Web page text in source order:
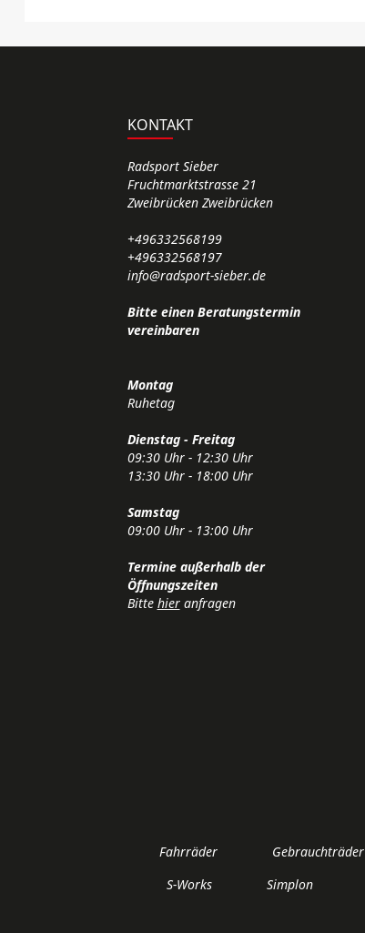
KONTAKT
Radsport Sieber
Fruchtmarktstrasse 21
Zweibrücken Zweibrücken
+496332568199
+496332568197
info@radsport-sieber.de
Bitte einen Beratungstermin
vereinbaren
Montag
Ruhetag
Dienstag - Freitag
09:30 Uhr - 12:30 Uhr
13:30 Uhr - 18:00 Uhr
Samstag
09:00 Uhr - 13:00 Uhr
Termine außerhalb der
Öffnungszeiten
Bitte hieranfragen
Fahrräder Gebrauchträder
S-Works
Simplon